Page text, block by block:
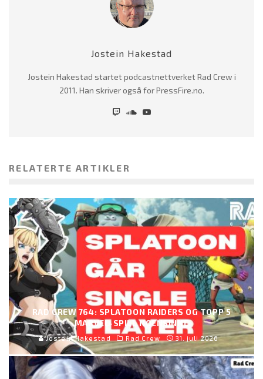
Jostein Hakestad
Jostein Hakestad startet podcastnettverket Rad Crew i
2011. Han skriver også for PressFire.no.
RELATERTE ARTIKLER
RAD CREW 764: SPLATOON RAIDERS OG TOPP 5
MARVEL-SPILL NOENSINNE
Jostein Hakestad Rad Crew 31. juli 2026